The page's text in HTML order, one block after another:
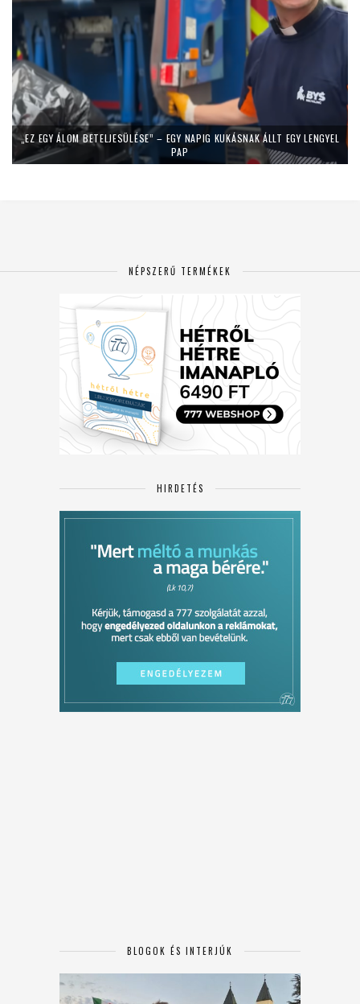
„EZ EGY ÁLOM BETELJESÜLÉSE” – EGY NAPIG KUKÁSNAK ÁLLT EGY LENGYEL
PAP
NÉPSZERŰ TERMÉKEK
HIRDETÉS
BLOGOK ÉS INTERJÚK